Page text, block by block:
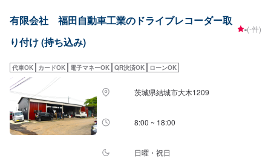
有限会社 福田自動車工業のドライブレコーダー取
り付け (持ち込み)
-(-件)
代車OK カードOK 電子マネーOK QR決済OK ローンOK
茨城県結城市大木1209
8:00 ~ 18:00
日曜・祝日